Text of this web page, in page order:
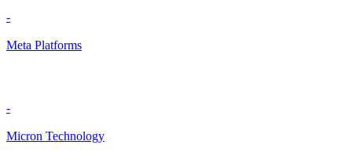
-
Meta Platforms
-
Micron Technology